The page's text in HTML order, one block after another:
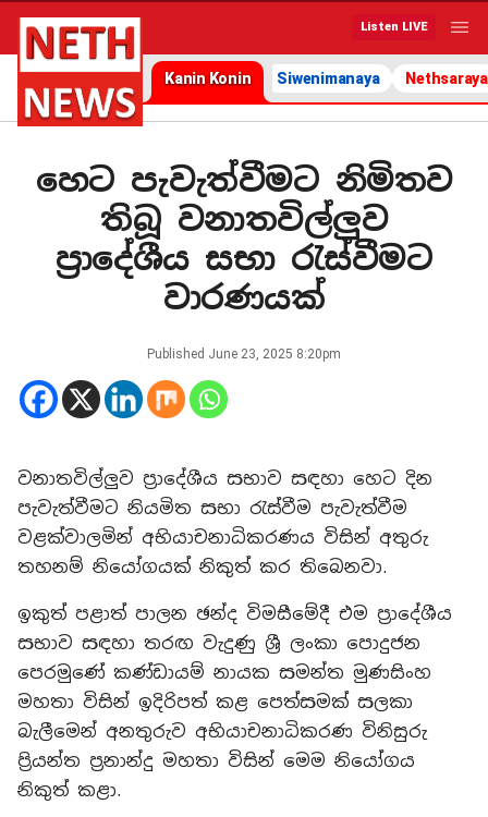
Listen LIVE
Kanin Konin Siwenimanaya Nethsaraya
හෙට පැවැත්වීමට නිමිතව
තිබූ වනාතවිල්ලුව
ප්‍රාදේශීය සභා රැස්වීමට
වාරණයක්
Published June 23, 2025 8:20pm
වනාතවිල්ලුව ප්‍රාදේශීය සභාව සඳහා හෙට දින
පැවැත්වීමට නියමිත සභා රැස්වීම පැවැත්වීම
වළක්වාලමින් අභියාචනාධිකරණය විසින් අතුරු
තහනම් නියෝගයක් නිකුත් කර තිබෙනවා.
ඉකුත් පළාත් පාලන ඡන්ද විමසීමේදී එම ප්‍රාදේශීය
සභාව සඳහා තරඟ වැදුණු ශ්‍රී ලංකා පොදුජන
පෙරමුණේ කණ්ඩායම් නායක සමන්ත මුණසිංහ
මහතා විසින් ඉදිරිපත් කළ පෙත්සමක් සලකා
බැලීමෙන් අනතුරුව අභියාචනාධිකරණ විනිසුරු
ප්‍රියන්ත ප්‍රනාන්දු මහතා විසින් මෙම නියෝගය
නිකුත් කළා.